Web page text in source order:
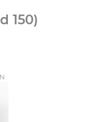
150)